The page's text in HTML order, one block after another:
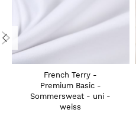
French Terry -
Premium Basic -
Sommersweat - uni -
weiss